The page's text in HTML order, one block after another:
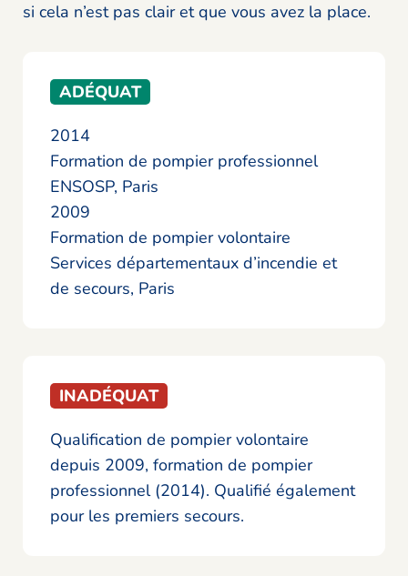
si cela n’est pas clair et que vous avez la place.
ADÉQUAT
2014
Formation de pompier professionnel
ENSOSP, Paris
2009
Formation de pompier volontaire
Services départementaux d’incendie et
de secours, Paris
INADÉQUAT
Qualification de pompier volontaire
depuis 2009, formation de pompier
professionnel (2014). Qualifié également
pour les premiers secours.